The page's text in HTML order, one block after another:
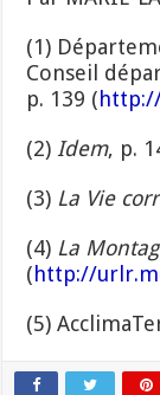
(1)
Conseil
p. 139 (
(2)Idem, p.
(3) La Vie
(4) La
(http://
(5)